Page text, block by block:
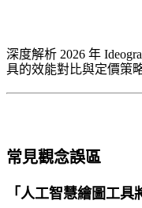
深度解析 2026 年
具的效能對比與定價策
常見觀念誤區
「人工智慧繪圖工具